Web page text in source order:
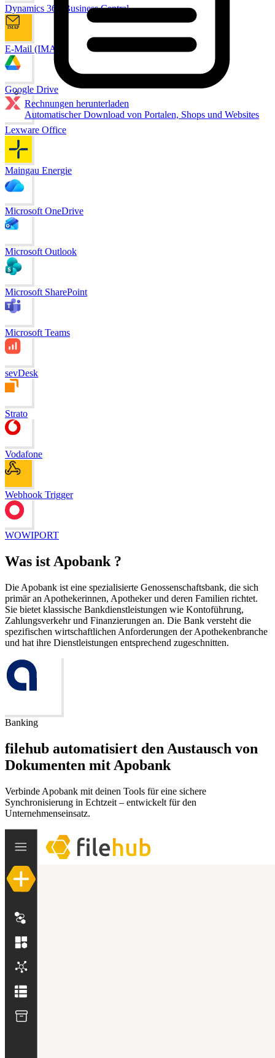
Rechnungen herunterladen
Automatischer Download von Portalen, Shops und Websites
Dynamics 365 Business Central
E-Mail (IMAP)
Google Drive
Lexware Office
Maingau Energie
Microsoft OneDrive
Microsoft Outlook
Microsoft SharePoint
Microsoft Teams
sevDesk
Strato
Vodafone
Webhook Trigger
WOWIPORT
Was ist Apobank ?
Die Apobank ist eine spezialisierte Genossenschaftsbank, die sich
primär an Apothekerinnen, Apotheker und deren Familien richtet.
Sie bietet klassische Bankdienstleistungen wie Kontoführung,
Zahlungsverkehr und Finanzierungen an. Die Bank versteht die
spezifischen wirtschaftlichen Anforderungen der Apothekenbranche
und hat ihre Dienstleistungen entsprechend zugeschnitten.
Banking
filehub automatisiert den Austausch von
Dokumenten mit Apobank
Verbinde Apobank mit deinen Tools für eine sichere
Synchronisierung in Echtzeit – entwickelt für den
Unternehmenseinsatz.